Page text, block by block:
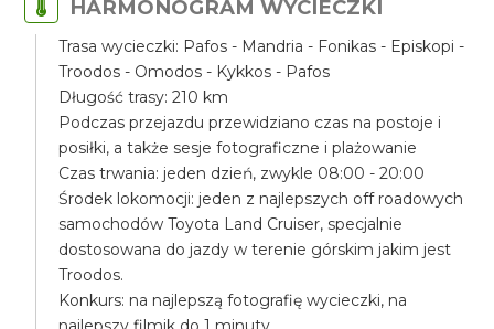
HARMONOGRAM WYCIECZKI
Trasa wycieczki: Pafos - Mandria - Fonikas - Episkopi -
Troodos - Omodos - Kykkos - Pafos
Długość trasy: 210 km
Podczas przejazdu przewidziano czas na postoje i
posiłki, a także sesje fotograficzne i plażowanie
Czas trwania: jeden dzień, zwykle 08:00 - 20:00
Środek lokomocji: jeden z najlepszych off roadowych
samochodów Toyota Land Cruiser, specjalnie
dostosowana do jazdy w terenie górskim jakim jest
Troodos.
Konkurs: na najlepszą fotografię wycieczki, na